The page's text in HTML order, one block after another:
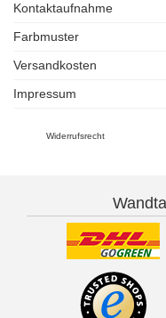
Kontaktaufnahme
Farbmuster
Versandkosten
Impressum
Widerrufsrecht